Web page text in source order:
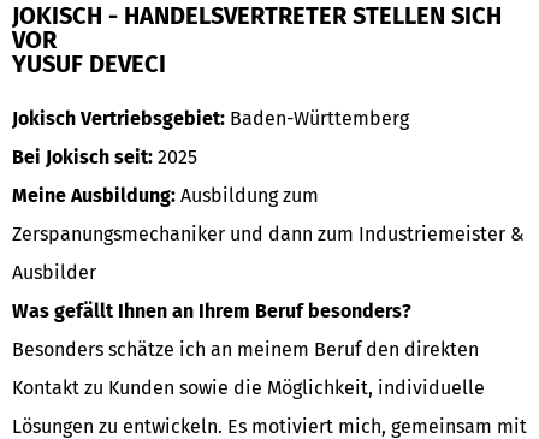
JOKISCH - HANDELSVERTRETER STELLEN SICH
VOR
YUSUF DEVECI
Jokisch Vertriebsgebiet: Baden-Württemberg
Bei Jokisch seit: 2025
Meine Ausbildung: Ausbildung zum
Zerspanungsmechaniker und dann zum Industriemeister &
Ausbilder
Was gefällt Ihnen an Ihrem Beruf besonders?
Besonders schätze ich an meinem Beruf den direkten
Kontakt zu Kunden sowie die Möglichkeit, individuelle
Lösungen zu entwickeln. Es motiviert mich, gemeinsam mit